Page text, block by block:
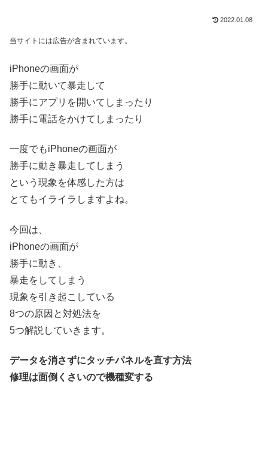
2022.01.08
当サイトには広告が含まれています。
iPhoneの画面が
勝手に動いて暴走して
勝手にアプリを開いてしまったり
勝手に電話をかけてしまったり
一度でもiPhoneの画面が
勝手に動き暴走してしまう
という現象を体感した方は
とてもイライラしますよね。
今回は、
iPhoneの画面が
勝手に動き、
暴走をしてしまう
現象を引き起こしている
8つの原因と対処法を
5つ解説していきます。
データを消さずにタッチパネルを直す方法
修理は面倒くさいので機種変する